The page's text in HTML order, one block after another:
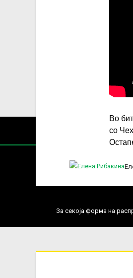
Во
со
За секоја форма на